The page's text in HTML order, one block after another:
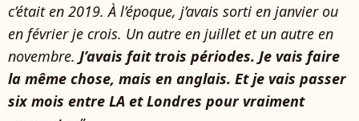
c’était en 2019. À l’époque, j’avais sorti en janvier ou
en février je crois. Un autre en juillet et un autre en
novembre. J’avais fait trois périodes. Je vais faire
la même chose, mais en anglais. Et je vais passer
six mois entre LA et Londres pour vraiment